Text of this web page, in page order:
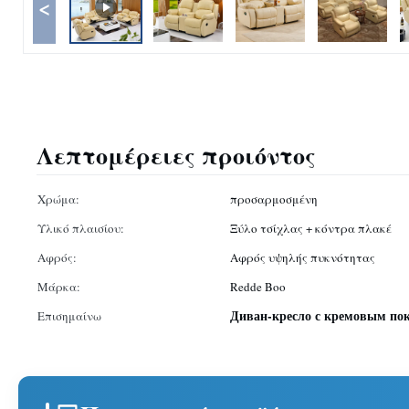
<
Λεπτομέρειες προιόντος
Χρώμα:
προσαρμοσμένη
Υλικό πλαισίου:
Ξύλο τσίχλας + κόντρα πλακέ
Αφρός:
Αφρός υψηλής πυκνότητας
Μάρκα:
Redde Boo
Επισημαίνω
Диван-кресло с кремовым